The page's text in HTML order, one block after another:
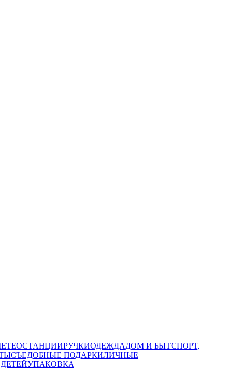
РУЧКИОДЕЖДАДОМ И БЫТСПОРТ,
СЪЕДОБНЫЕ ПОДАРКИЛИЧНЫЕ
УПАКОВКА